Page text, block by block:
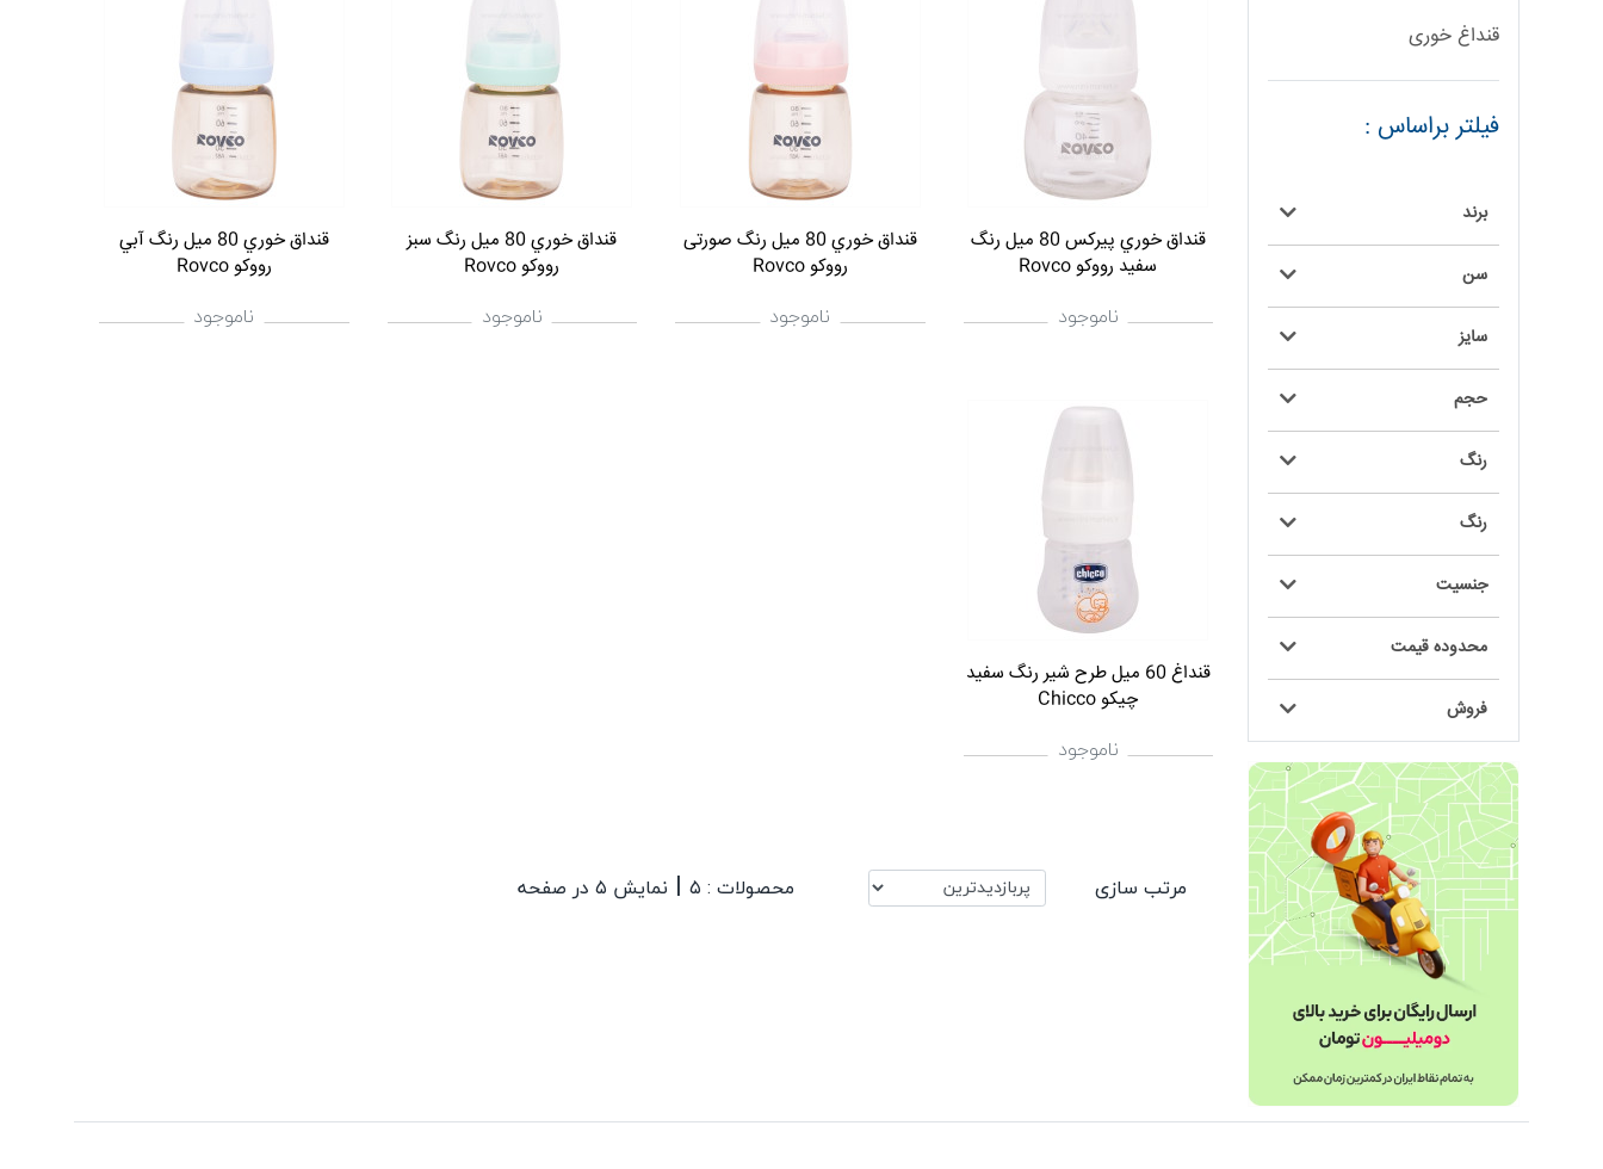
قنداغ خوری
فیلتر براساس :
برند
سن
سایز
حجم
رنگ
رنگ
جنسیت
محدوده قیمت
فروش
قنداق خوري پيرکس 80 ميل رنگ
سفيد رووکو Rovco
ناموجود
قنداق خوري 80 ميل رنگ صورتی
رووکو Rovco
ناموجود
قنداق خوري 80 ميل رنگ سبز
رووکو Rovco
ناموجود
قنداق خوري 80 ميل رنگ آبي
رووکو Rovco
ناموجود
قنداغ 60 میل طرح شیر رنگ سفید
چیکو Chicco
ناموجود
مرتب سازی محصولات : ۵ | نمایش ۵ در صفحه